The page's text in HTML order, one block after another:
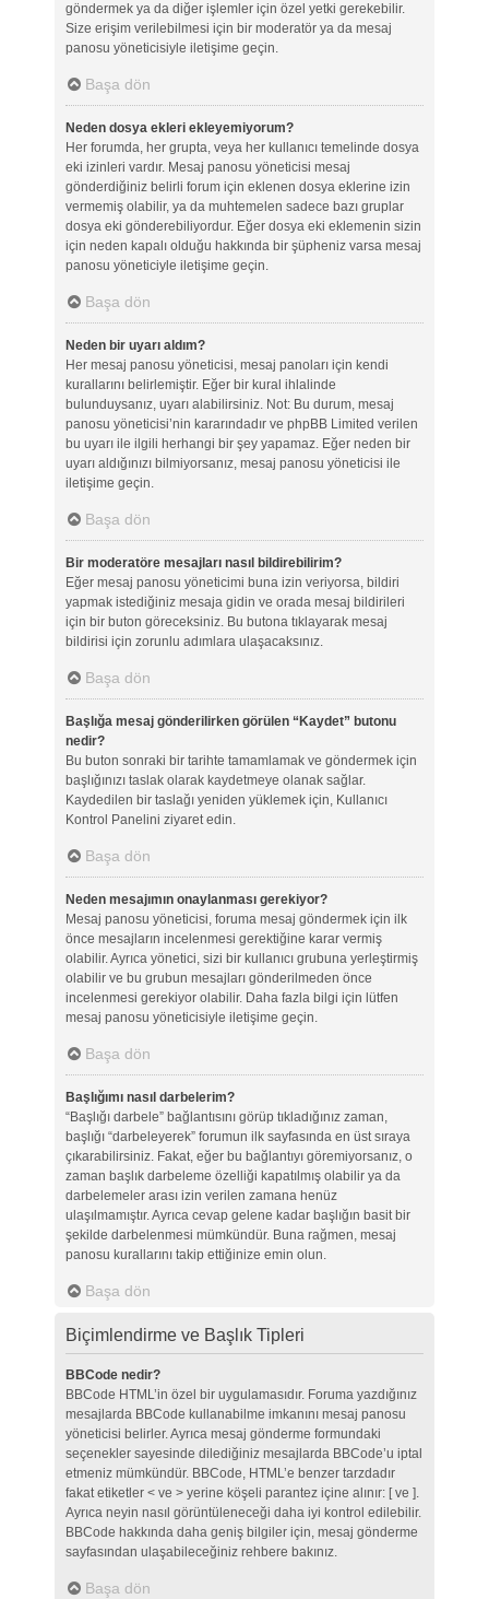
göndermek ya da diğer işlemler için özel yetki gerekebilir.
Size erişim verilebilmesi için bir moderatör ya da mesaj
panosu yöneticisiyle iletişime geçin.
Başa dön
Neden dosya ekleri ekleyemiyorum?
Her forumda, her grupta, veya her kullanıcı temelinde dosya
eki izinleri vardır. Mesaj panosu yöneticisi mesaj
gönderdiğiniz belirli forum için eklenen dosya eklerine izin
vermemiş olabilir, ya da muhtemelen sadece bazı gruplar
dosya eki gönderebiliyordur. Eğer dosya eki eklemenin sizin
için neden kapalı olduğu hakkında bir şüpheniz varsa mesaj
panosu yöneticiyle iletişime geçin.
Başa dön
Neden bir uyarı aldım?
Her mesaj panosu yöneticisi, mesaj panoları için kendi
kurallarını belirlemiştir. Eğer bir kural ihlalinde
bulunduysanız, uyarı alabilirsiniz. Not: Bu durum, mesaj
panosu yöneticisi’nin kararındadır ve phpBB Limited verilen
bu uyarı ile ilgili herhangi bir şey yapamaz. Eğer neden bir
uyarı aldığınızı bilmiyorsanız, mesaj panosu yöneticisi ile
iletişime geçin.
Başa dön
Bir moderatöre mesajları nasıl bildirebilirim?
Eğer mesaj panosu yöneticimi buna izin veriyorsa, bildiri
yapmak istediğiniz mesaja gidin ve orada mesaj bildirileri
için bir buton göreceksiniz. Bu butona tıklayarak mesaj
bildirisi için zorunlu adımlara ulaşacaksınız.
Başa dön
Başlığa mesaj gönderilirken görülen “Kaydet” butonu
nedir?
Bu buton sonraki bir tarihte tamamlamak ve göndermek için
başlığınızı taslak olarak kaydetmeye olanak sağlar.
Kaydedilen bir taslağı yeniden yüklemek için, Kullanıcı
Kontrol Panelini ziyaret edin.
Başa dön
Neden mesajımın onaylanması gerekiyor?
Mesaj panosu yöneticisi, foruma mesaj göndermek için ilk
önce mesajların incelenmesi gerektiğine karar vermiş
olabilir. Ayrıca yönetici, sizi bir kullanıcı grubuna yerleştirmiş
olabilir ve bu grubun mesajları gönderilmeden önce
incelenmesi gerekiyor olabilir. Daha fazla bilgi için lütfen
mesaj panosu yöneticisiyle iletişime geçin.
Başa dön
Başlığımı nasıl darbelerim?
“Başlığı darbele” bağlantısını görüp tıkladığınız zaman,
başlığı “darbeleyerek” forumun ilk sayfasında en üst sıraya
çıkarabilirsiniz. Fakat, eğer bu bağlantıyı göremiyorsanız, o
zaman başlık darbeleme özelliği kapatılmış olabilir ya da
darbelemeler arası izin verilen zamana henüz
ulaşılmamıştır. Ayrıca cevap gelene kadar başlığın basit bir
şekilde darbelenmesi mümkündür. Buna rağmen, mesaj
panosu kurallarını takip ettiğinize emin olun.
Başa dön
Biçimlendirme ve Başlık Tipleri
BBCode nedir?
BBCode HTML’in özel bir uygulamasıdır. Foruma yazdığınız
mesajlarda BBCode kullanabilme imkanını mesaj panosu
yöneticisi belirler. Ayrıca mesaj gönderme formundaki
seçenekler sayesinde dilediğiniz mesajlarda BBCode’u iptal
etmeniz mümkündür. BBCode, HTML’e benzer tarzdadır
fakat etiketler < ve > yerine köşeli parantez içine alınır: [ ve ].
Ayrıca neyin nasıl görüntüleneceği daha iyi kontrol edilebilir.
BBCode hakkında daha geniş bilgiler için, mesaj gönderme
sayfasından ulaşabileceğiniz rehbere bakınız.
Başa dön